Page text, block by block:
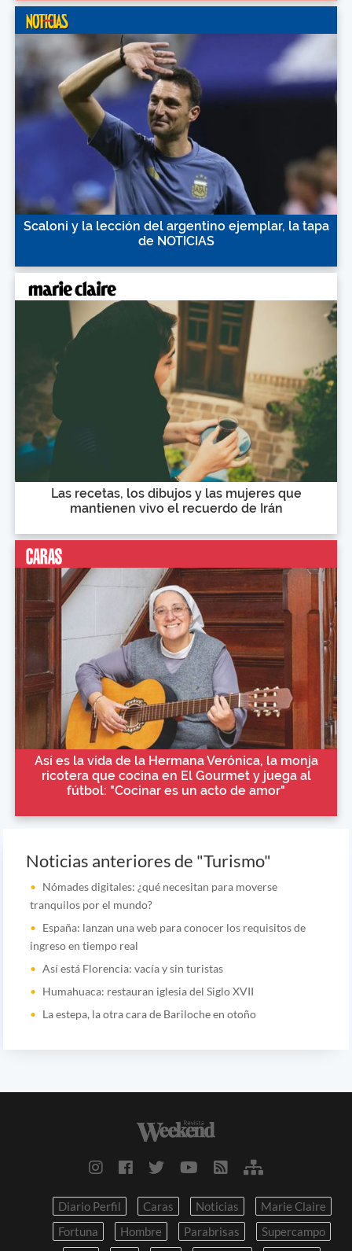
Scaloni y la lección del argentino ejemplar, la tapa
de NOTICIAS
Las recetas, los dibujos y las mujeres que
mantienen vivo el recuerdo de Irán
Así es la vida de la Hermana Verónica, la monja
ricotera que cocina en El Gourmet y juega al
fútbol: "Cocinar es un acto de amor"
Noticias anteriores de "Turismo"
Nómades digitales: ¿qué necesitan para moverse
tranquilos por el mundo?
España: lanzan una web para conocer los requisitos de
ingreso en tiempo real
Así está Florencia: vacía y sin turistas
Humahuaca: restauran iglesia del Siglo XVII
La estepa, la otra cara de Bariloche en otoño
Diario Perfil Caras Noticias
Marie Claire
Fortuna
Hombre Parabrisas
Supercampo